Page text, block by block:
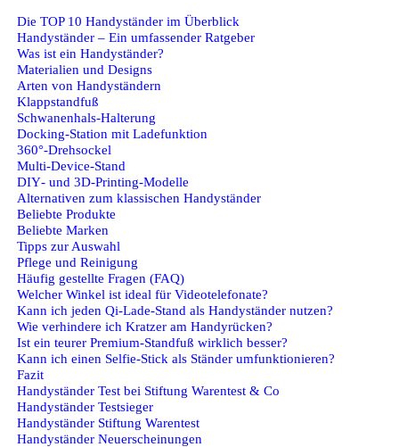
Die TOP 10 Handyständer im Überblick
Handyständer – Ein umfassender Ratgeber
Was ist ein Handyständer?
Materialien und Designs
Arten von Handyständern
Klappstandfuß
Schwanenhals‑Halterung
Docking‑Station mit Ladefunktion
360°‑Drehsockel
Multi‑Device‑Stand
DIY‑ und 3D‑Printing‑Modelle
Alternativen zum klassischen Handyständer
Beliebte Produkte
Beliebte Marken
Tipps zur Auswahl
Pflege und Reinigung
Häufig gestellte Fragen (FAQ)
Welcher Winkel ist ideal für Videotelefonate?
Kann ich jeden Qi‑Lade‑Stand als Handyständer nutzen?
Wie verhindere ich Kratzer am Handyrücken?
Ist ein teurer Premium‑Standfuß wirklich besser?
Kann ich einen Selfie‑Stick als Ständer umfunktionieren?
Fazit
Handyständer Test bei Stiftung Warentest & Co
Handyständer Testsieger
Handyständer Stiftung Warentest
Handyständer Neuerscheinungen